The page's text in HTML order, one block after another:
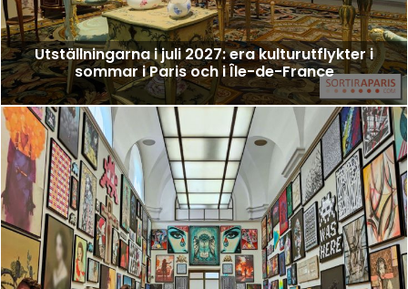
Utställningarna i juli 2027: era kulturutflykter i
sommar i Paris och i Île-de-France